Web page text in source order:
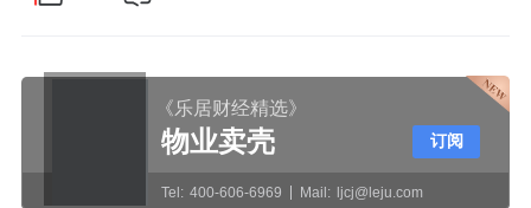
《乐居财经精选》
物业卖壳
Tel: 400-606-6969 Mail: ljcj@leju.com
订阅